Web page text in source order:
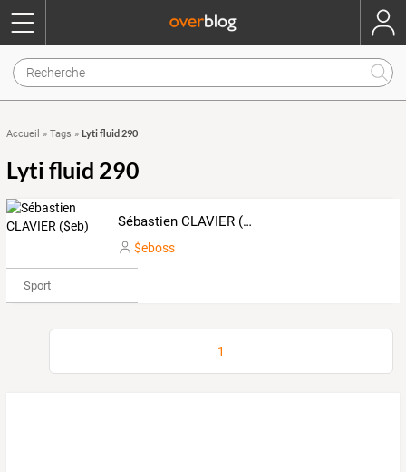
Accueil » Tags » Lyti fluid 290
Lyti fluid 290
Sébastien CLAVIER ($eb)
$eboss
Sport
1